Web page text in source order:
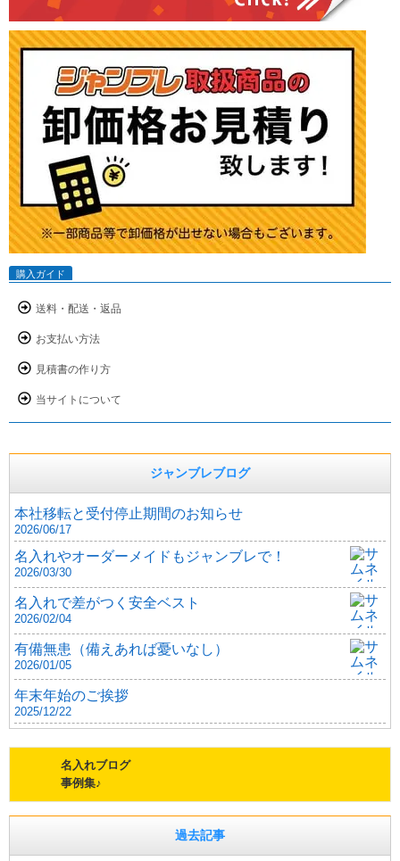
購入ガイド
送料・配送・返品
お支払い方法
見積書の作り方
当サイトについて
ジャンブレブログ
本社移転と受付停止期間のお知らせ
2026/06/17
名入れやオーダーメイドもジャンブレで！
2026/03/30
名入れで差がつく安全ベスト
2026/02/04
有備無患（備えあれば憂いなし）
2026/01/05
年末年始のご挨拶
2025/12/22
名入れブログ
事例集♪
過去記事